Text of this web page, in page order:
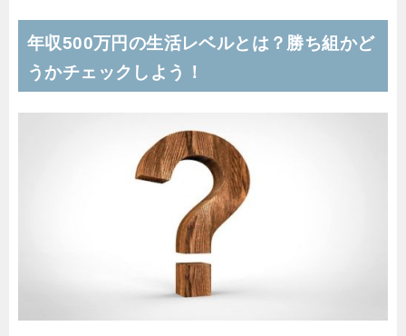
年収500万円の生活レベルとは？勝ち組かど
うかチェックしよう！